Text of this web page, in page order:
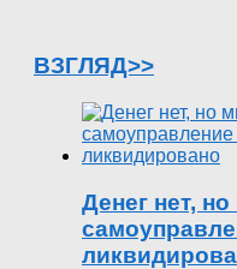
ВЗГЛЯД>>
Денег нет,